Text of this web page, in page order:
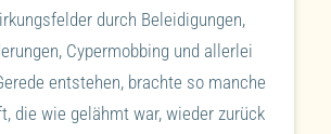
durch Beleidigungen,
Cypermobbing und allerlei
entstehen, brachte so manche
die wie gelähmt war, wieder zurück